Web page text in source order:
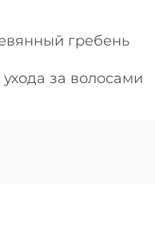
гребень
за волосами